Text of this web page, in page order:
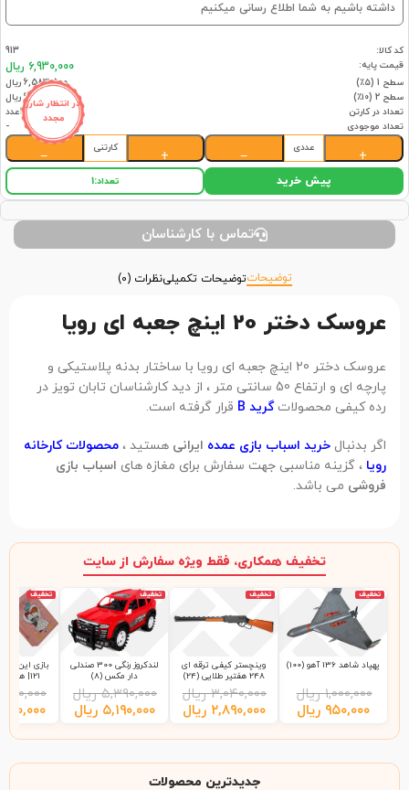
داشته باشیم به شما اطلاع رسانی میکنیم
در انتظار شارژ
مجدد
کد کالا:
913
قیمت پایه:
6,930,000 ریال
سطح 1 (۵٪)
6,583,500 ریال
سطح 2 (۱۰٪)
6,237,000 ریال
تعداد در کارتن
16عدد
تعداد موجودی
-
+
عددی
−
+
کارتنی
−
پیش خرید تعداد:1
تماس با کارشناسان
توضیحاتتوضیحات تکمیلینظرات (0)
عروسک دختر 20 اینچ جعبه ای رویا
عروسک دختر 20 اینچ جعبه ای رویا با ساختار بدنه پلاستیکی و
پارچه ای و ارتفاع 50 سانتی متر ، از دید کارشناسان تابان تویز در
رده کیفی محصولاتگرید B قرار گرفته است.
اگر بدنبال خرید اسباب بازی عمده ایرانی هستید ، محصولات کارخانه
رویا ، گزینه مناسبی جهت سفارش برای مغازه های اسباب بازی
فروشی می باشد.
تخفیف همکاری، فقط ویژه سفارش از سایت
تخفیف
پهپاد شاهد 136 آهو (100)
۱,۰۰۰,۰۰۰ ریال
۹۵۰,۰۰۰ ریال
تخفیف
وینچستر کیفی ترقه ای
248 هفتیر طلایی (24)
۳,۰۴۰,۰۰۰ ریال
۲,۸۹۰,۰۰۰ ریال
تخفیف
لندکروز رنگی 300 صندلی
دار مکس (8)
۵,۳۹۰,۰۰۰ ریال
۵,۱۹۰,۰۰۰ ریال
تخفیف
بازی این چی
121| هاردباکس (48)
جدیدترین محصولات